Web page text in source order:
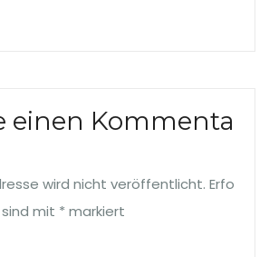
einen Kommenta
wird nicht veröffentlicht. Erfo
mit * markiert